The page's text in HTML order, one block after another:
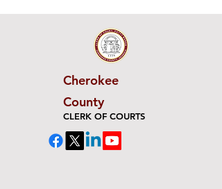
Cherokee
County
CLERK OF COURTS